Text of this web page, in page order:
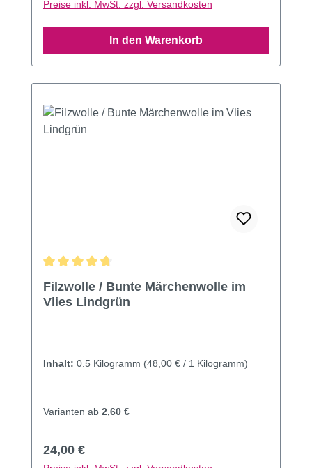
Preise inkl. MwSt. zzgl. Versandkosten
In den Warenkorb
Filzwolle / Bunte Märchenwolle im
Vlies Lindgrün
Inhalt: 0.5 Kilogramm (48,00 € / 1 Kilogramm)
Varianten ab 2,60 €
Regulärer Preis:
24,00 €